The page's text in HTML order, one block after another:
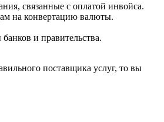
связанные с оплатой инвойса.
на конвертацию валюты.
и правительства.
поставщика услуг, то вы